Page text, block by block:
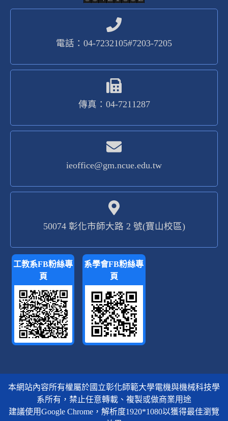
電話：04-7232105#7203-7205
傳真：04-7211287
ieoffice@gm.ncue.edu.tw
50074 彰化市師大路 2 號(寶山校區)
工教系FB粉絲專
頁
系學會FB粉絲專
頁
本網站內容所有權屬於國立彰化師範大學電機與機械科技學
系所有，禁止任意轉載、複製或做商業用途
建議使用Google Chrome，解析度1920*1080以獲得最佳瀏覽